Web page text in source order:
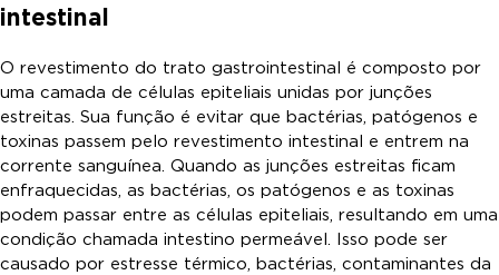
intestinal
O revestimento do trato gastrointestinal é composto por
uma camada de células epiteliais unidas por junções
estreitas. Sua função é evitar que bactérias, patógenos e
toxinas passem pelo revestimento intestinal e entrem na
corrente sanguínea. Quando as junções estreitas ficam
enfraquecidas, as bactérias, os patógenos e as toxinas
podem passar entre as células epiteliais, resultando em uma
condição chamada intestino permeável. Isso pode ser
causado por estresse térmico, bactérias, contaminantes da